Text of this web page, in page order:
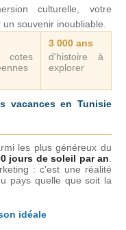
souvenir inoubliable.
3 000 ans
d'histoire à
explorer
vacances en Tunisie
les plus généreux du
jours de soleil par an
: c'est une réalité
pays quelle que soit la
idéale